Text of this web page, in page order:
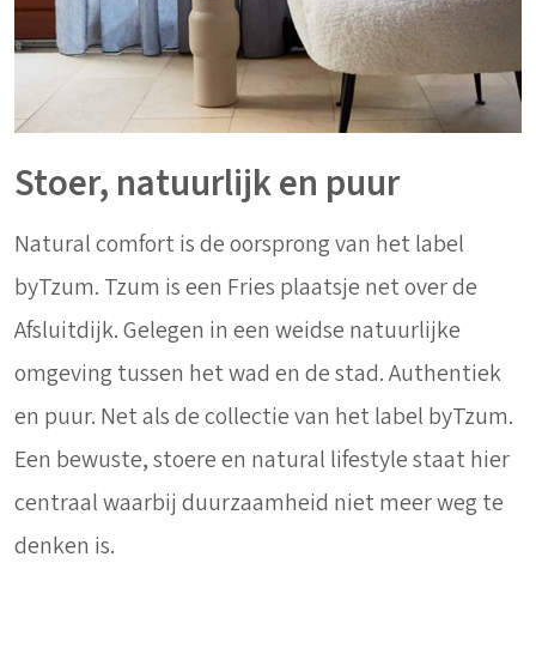
Stoer, natuurlijk en puur
Natural comfort is de oorsprong van het label
byTzum. Tzum is een Fries plaatsje net over de
Afsluitdijk. Gelegen in een weidse natuurlijke
omgeving tussen het wad en de stad. Authentiek
en puur. Net als de collectie van het label byTzum.
Een bewuste, stoere en natural lifestyle staat hier
centraal waarbij duurzaamheid niet meer weg te
denken is.